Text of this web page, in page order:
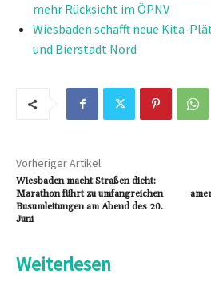
mehr Rücksicht im ÖPNV
Wiesbaden schafft neue Kita-
und Bierstadt Nord
Vorheriger Artikel
Wiesbaden macht Straßen dicht:
Marathon führt zu umfangreichen
Busumleitungen am Abend des 20.
Juni
Weiterlesen